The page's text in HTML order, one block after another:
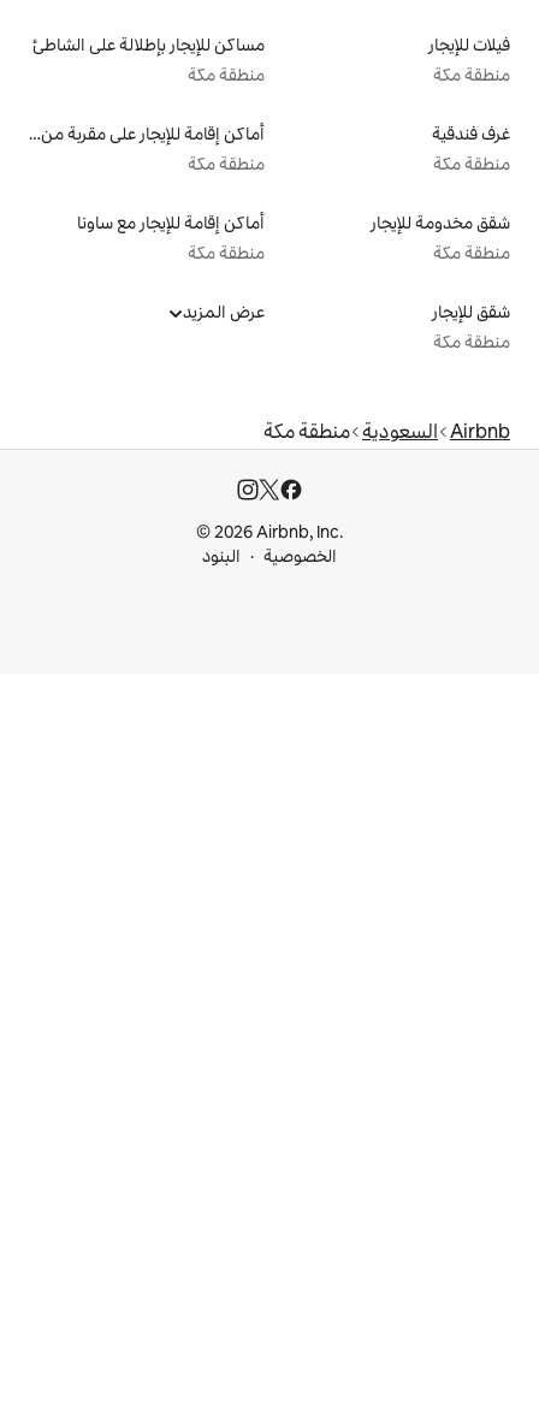
مساكن للإيجار بإطلالة على الشاطئ
منطقة مكة
أماكن إقامة للإيجار على مقربة من البحيرة
منطقة مكة
أماكن إقامة للإيجار مع ساونا
منطقة مكة
عرض المزيد
مكة